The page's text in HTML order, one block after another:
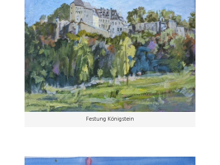
Festung Königstein